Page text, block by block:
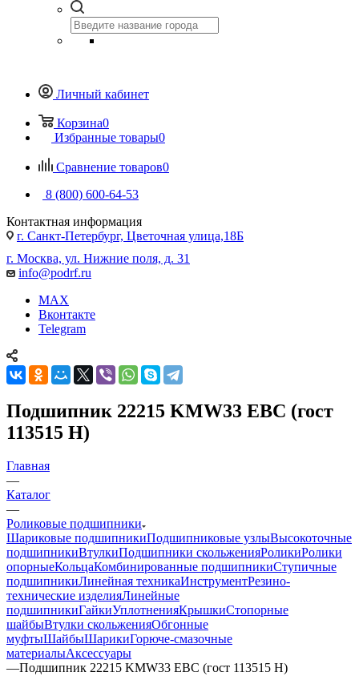
Личный кабинет
Корзина0
Избранные товары0
Сравнение товаров0
8 (800) 600-64-53
Контактная информация
г. Санкт-Петербург, Цветочная улица,18Б
г. Москва, ул. Нижние поля, д. 31
info@podrf.ru
MAX
Вконтакте
Telegram
Подшипник 22215 KMW33 EBC (гост
113515 Н)
Главная
—
Каталог
—
Роликовые подшипники
Шариковые подшипникиПодшипниковые узлыВысокоточные
подшипникиВтулкиПодшипники скольженияРоликиРолики
опорныеКольцаКомбинированные подшипникиСтупичные
подшипникиЛинейная техникаИнструментРезино-
технические изделияЛинейные
подшипникиГайкиУплотненияКрышкиСтопорные
шайбыВтулки скольженияОбгонные
муфтыШайбыШарикиГорюче-смазочные
материалыАксессуары
—Подшипник 22215 KMW33 EBC (гост 113515 Н)